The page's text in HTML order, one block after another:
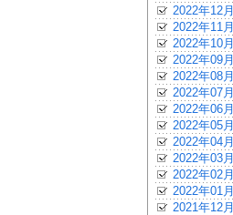
2022年12月
2022年11月
2022年10月
2022年09月
2022年08月
2022年07月
2022年06月
2022年05月
2022年04月
2022年03月
2022年02月
2022年01月
2021年12月